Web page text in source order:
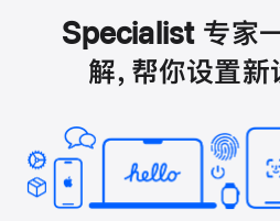
Specialist 专家
解，帮你设置新